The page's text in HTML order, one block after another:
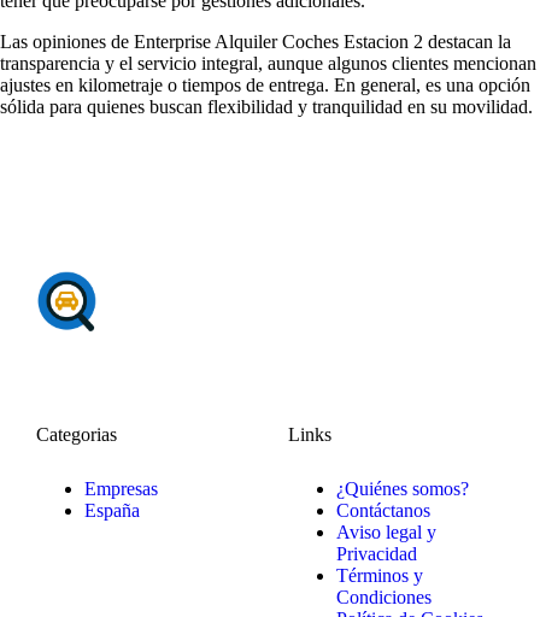
Las opiniones de Enterprise Alquiler Coches Estacion 2 destacan la
transparencia y el servicio integral, aunque algunos clientes mencionan
ajustes en kilometraje o tiempos de entrega. En general, es una opción
sólida para quienes buscan flexibilidad y tranquilidad en su movilidad.
Categorias
Empresas
España
Links
¿Quiénes somos?
Contáctanos
Aviso legal y
Privacidad
Términos y
Condiciones